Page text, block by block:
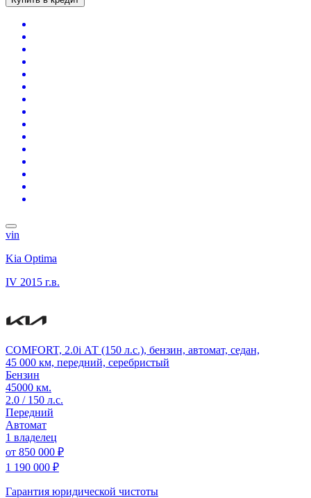
vin
Kia Optima
IV 2015 г.в.
COMFORT, 2.0i АТ (150 л.с.), бензин, автомат, седан,
45 000 км, передний, серебристый
Бензин
45000 км.
2.0 / 150 л.с.
Передний
Автомат
1 владелец
от 850 000 ₽
1 190 000 ₽
Гарантия юридической чистоты